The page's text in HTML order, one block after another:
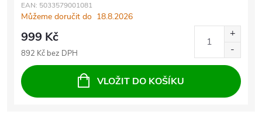
EAN: 5033579001081
Můžeme doručit do 18.8.2026
999 Kč
892 Kč bez DPH
VLOŽIT DO KOŠÍKU